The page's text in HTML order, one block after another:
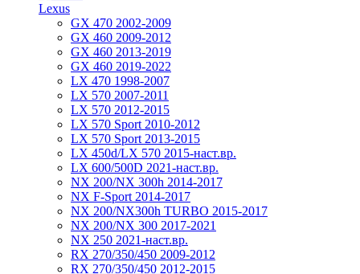
Lexus
GX 470 2002-2009
GX 460 2009-2012
GX 460 2013-2019
GX 460 2019-2022
LX 470 1998-2007
LX 570 2007-2011
LX 570 2012-2015
LX 570 Sport 2010-2012
LX 570 Sport 2013-2015
LX 450d/LX 570 2015-наст.вр.
LX 600/500D 2021-наст.вр.
NX 200/NX 300h 2014-2017
NX F-Sport 2014-2017
NX 200/NX300h TURBO 2015-2017
NX 200/NX 300 2017-2021
NX 250 2021-наст.вр.
RX 270/350/450 2009-2012
RX 270/350/450 2012-2015